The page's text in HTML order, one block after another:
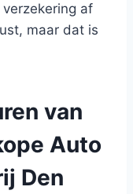
af
maar dat is
van
Auto
Den